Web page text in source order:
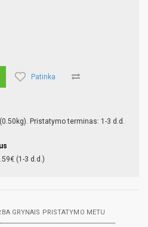
Patinka
Pristatymo terminas: 1-3 d.d.
(1-3 d.d.)
GRYNAIS PRISTATYMO METU